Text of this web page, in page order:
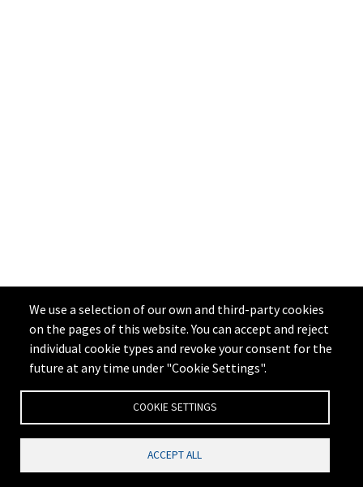
We use a selection of our own and third-party cookies
on the pages of this website. You can accept and reject
individual cookie types and revoke your consent for the
future at any time under "Cookie Settings".
COOKIE SETTINGS
ACCEPT ALL